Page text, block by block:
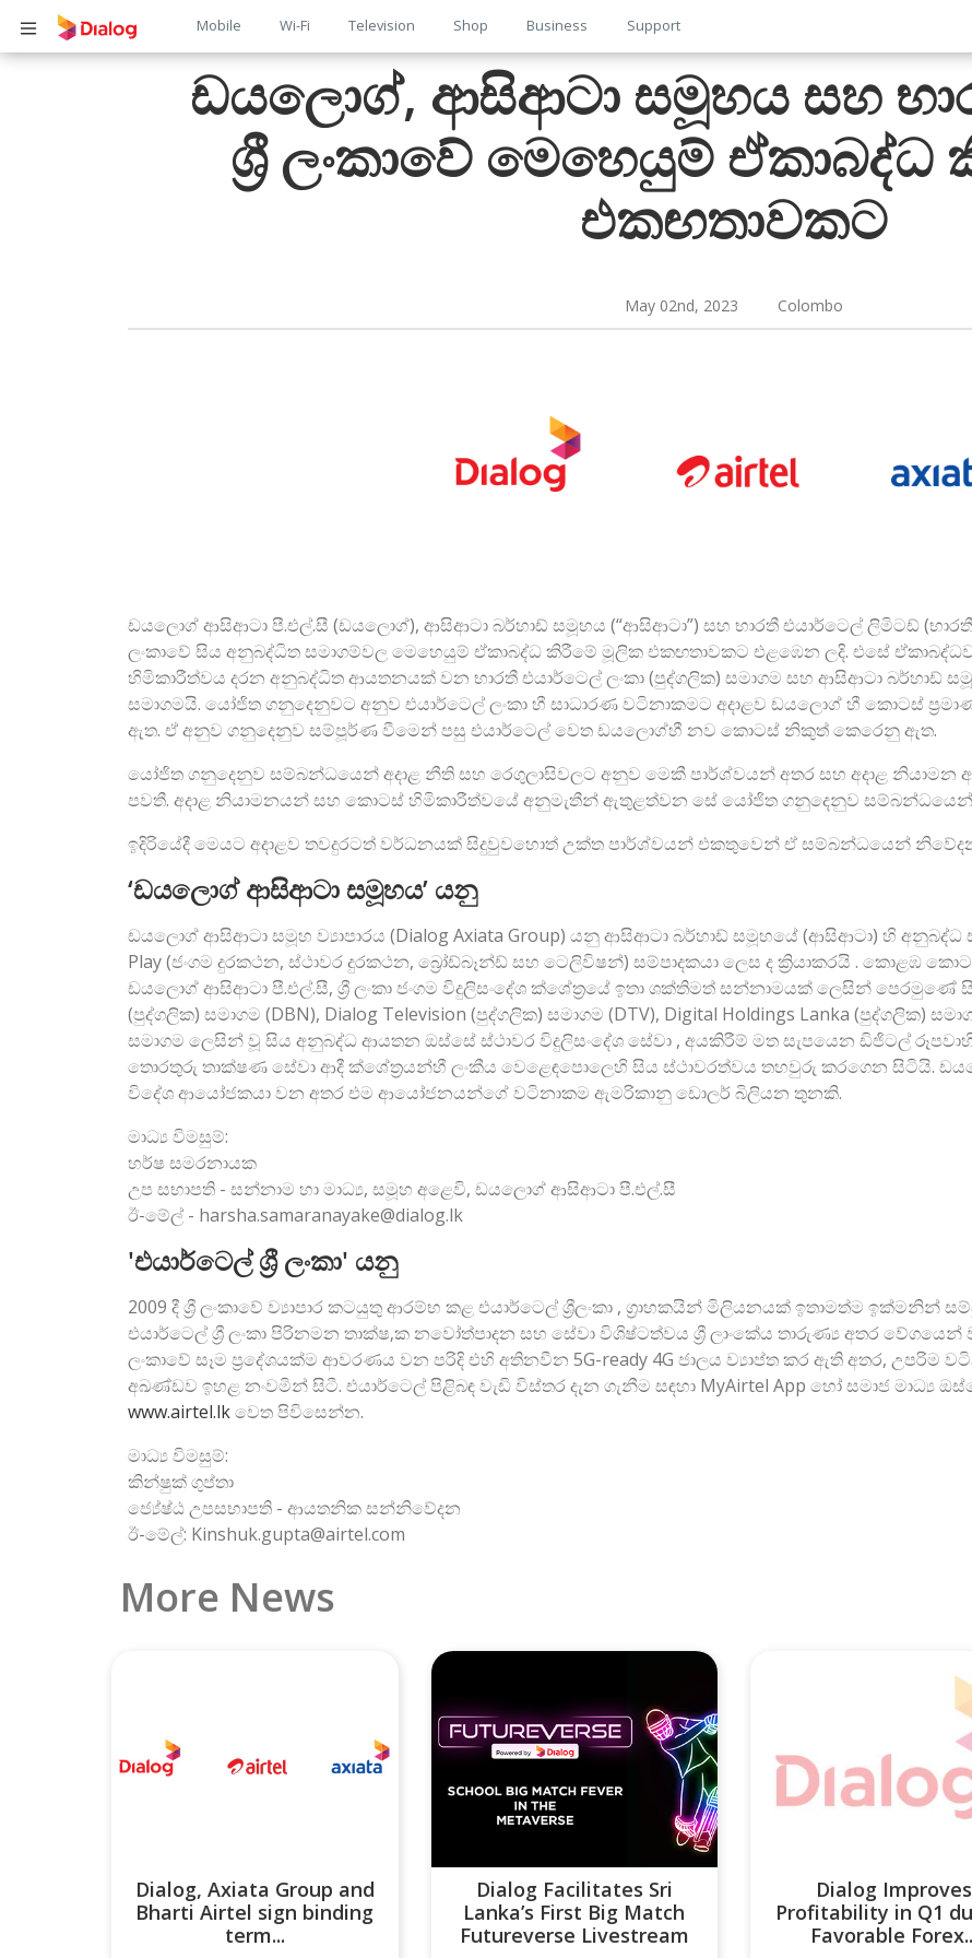
Main
navigation
Mobile Wi-Fi Television Shop Business Support
Body
ඩයලොග්, ආසිආටා සමූහය සහ
ශ්‍රී ලංකාවේ මෙහෙයුම්
එකඟතාවකට
May 02nd, 2023 Colombo
ඩයලොග් ආසිආටා පී.එල්.සී (ඩයලොග්), ආසිආටා බර්හාඩ් සමූහය (“ආසිආටා”) සහ භාරතී එයාර්ටෙල් ලිමිටඩ් (භාරතී
ලංකාවේ සිය අනුබද්ධිත සමාගම්වල මෙහෙයුම් ඒකාබද්ධ කිරීමේ මූලික එකඟතාවකට එළඹෙන ලදි. එසේ
හිමිකාරීත්වය දරන අනුබද්ධිත ආයතනයක් වන භාරතී එයාර්ටෙල් ලංකා (පුද්ගලික) සමාගම සහ ආසිආටා බර්හාඩ්
සමාගමයි. යෝජිත ගනුදෙනුවට අනුව එයාර්ටෙල් ලංකා හී සාධාරණ වටිනාකමට අදාළව ඩයලොග් හී කොටස්
ඇත. ඒ අනුව ගනුදෙනුව සම්පූර්ණ වීමෙන් පසු එයාර්ටෙල් වෙත ඩයලොග්හී නව කොටස් නිකුත් කෙරෙනු ඇත.
යෝජිත ගනුදෙනුව සම්බන්ධයෙන් අදාළ නීති සහ රෙගුලාසිවලට අනුව මෙකී පාර්ශ්වයන් අතර සහ අදාළ නියාමන
පවතී. අදාළ නියාමනයන් සහ කොටස් හිමිකාරීත්වයේ අනුමැතීන් ඇතුළත්වන සේ යෝජිත ගනුදෙනුව
ඉදිරියේදී මෙයට අදාළව තවදුරටත් වර්ධනයක් සිදුවුවහොත් උක්ත පාර්ශ්වයන් එකතුවෙන් ඒ සම්බන්ධයෙන්
‘ඩයලොග් ආසිආටා සමූහය’ යනු
ඩයලොග් ආසිආටා සමූහ ව්‍යාපාරය (Dialog Axiata Group) යනු ආසිආටා බර්හාඩ් සමූහයේ (ආසිආටා) හි අනුබද්ධ
Play (ජංගම දුරකථන, ස්ථාවර දුරකථන, බ්‍රෝඩ්බෑන්ඩ් සහ ටෙලිවිෂන්) සම්පාදකයා ලෙස ද ක්‍රියාකරයි . කොළඹ
ඩයලොග් ආසිආටා පී.එල්.සී, ශ්‍රී ලංකා ජංගම විදුලිසංදේශ ක්ශේත්‍රයේ ඉතා ශක්තිමත් සන්නාමයක් ලෙසින් පෙරමුණේ
(පුද්ගලික) සමාගම (DBN), Dialog Television (පුද්ගලික) සමාගම (DTV), Digital Holdings Lanka (පුද්ගලික)
සමාගම ලෙසින් වූ සිය අනුබද්ධ ආයතන ඔස්සේ ස්ථාවර විදුලිසංදේශ සේවා , අයකිරීම් මත සැපයෙන ඩිජිටල්
තොරතුරු තාක්ෂණ සේවා ආදී ක්ශේත්‍රයන්හී ලංකීය වෙළෙඳපොලෙහි සිය ස්ථාවරත්වය තහවුරු කරගෙන සිටියි.
විදේශ ආයෝජකයා වන අතර එම ආයෝජනයන්ගේ වටිනාකම ඇමරිකානු ඩොලර් බිලියන තුනකි.
මාධ්‍ය විමසුම්:
හර්ෂ සමරනායක
උප සභාපති - සන්නාම හා මාධ්‍ය, සමූහ අළෙවි, ඩයලොග් ආසිආටා පී.එල්.සී
ඊ-මේල් - harsha.samaranayake@dialog.lk
'එයාර්ටෙල් ශ්‍රී ලංකා' යනු
2009 දී ශ්‍රී ලංකාවේ ව්‍යාපාර කටයුතු ආරම්භ කළ එයාර්ටෙල් ශ්‍රීලංකා , ග්‍රාහකයින් මිලියනයක් ඉතාමත්ම
එයාර්ටෙල් ශ්‍රී ලංකා පිරිනමන තාක්ෂ‚ක නවෝත්පාදන සහ සේවා විශිෂ්ටත්වය ශ්‍රී ලාංකේය තාරුණ්‍ය අතර වේගයෙන්
ලංකාවේ සෑම ප්‍රදේශයක්ම ආවරණය වන පරිදි එහි අතිනවීන 5G-ready 4G ජාලය ව්‍යාප්ත කර ඇති අතර, උපරිම
අඛණ්ඩව ඉහළ නංවමින් සිටී. එයාර්ටෙල් පිළිබඳ වැඩි විස්තර දැන ගැනීම සඳහා MyAirtel App හෝ සමාජ
www.airtel.lkවෙත පිවිසෙන්න.
මාධ්‍ය විමසුම්:
කින්ෂුක් ගුප්තා
ජ්‍යේෂ්ඨ උපසභාපති - ආයතනික සන්නිවේදන
ඊ-මේල්: Kinshuk.gupta@airtel.com
More News
Dialog, Axiata Group and
Bharti Airtel sign binding
term...
Dialog Facilitates Sri
Lanka’s First Big Match
Futureverse Livestream
Dialog Improves
Profitability in Q1
Favorable